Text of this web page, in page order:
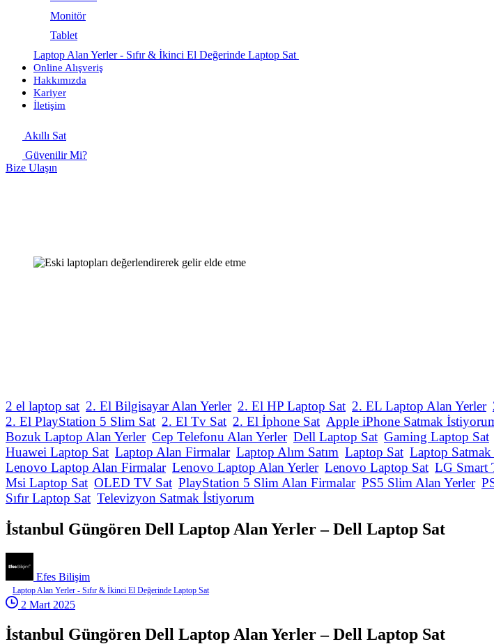
Monitör
Tablet
Laptop Alan Yerler - Sıfır & İkinci El Değerinde Laptop Sat
Online Alışveriş
Hakkımızda
Kariyer
İletişim
Akıllı Sat
Güvenilir Mi?
Bize Ulaşın
2 el laptop sat 2. El Bilgisayar Alan Yerler 2. El HP Laptop Sat 2. EL Laptop Alan Yerler
2. El PlayStation 5 Slim Sat 2. El Tv Sat 2. El İphone Sat Apple iPhone Satmak
Bozuk Laptop Alan Yerler Cep Telefonu Alan Yerler Dell Laptop Sat Gaming Laptop Sat
Huawei Laptop Sat Laptop Alan Firmalar Laptop Alım Satım Laptop Sat Laptop
Lenovo Laptop Alan Firmalar Lenovo Laptop Alan Yerler Lenovo Laptop Sat LG Smart
Msi Laptop Sat OLED TV Sat PlayStation 5 Slim Alan Firmalar PS5 Slim Alan Yerler
Sıfır Laptop Sat Televizyon Satmak İstiyorum
İstanbul Güngören Dell Laptop Alan Yerler – Dell Laptop Sat
Efes Bilişim
Laptop Alan Yerler - Sıfır & İkinci El Değerinde Laptop Sat
2 Mart 2025
İstanbul Güngören Dell Laptop Alan Yerler – Dell Laptop Sat